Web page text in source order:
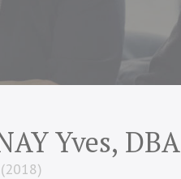
Yves, DBA